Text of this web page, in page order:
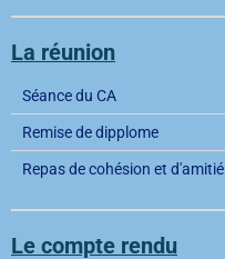
La réunion
Séance du CA
Remise de dipplome
Repas de cohésion et d'amitié
Le compte rendu